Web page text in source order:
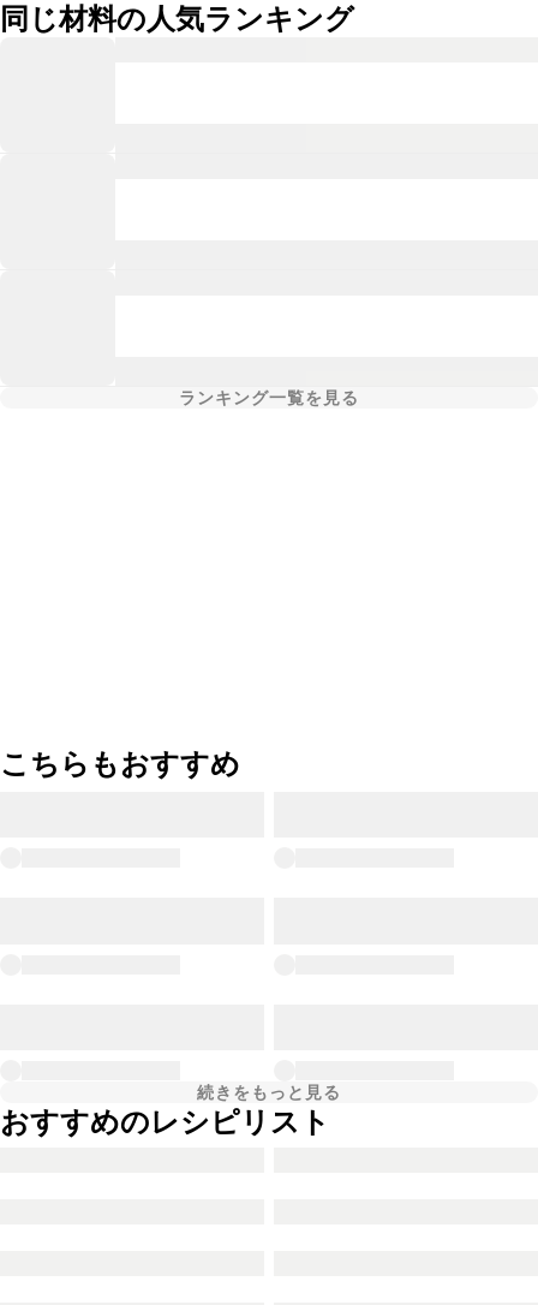
同じ材料の人気ランキング
ランキング一覧を見る
こちらもおすすめ
続きをもっと見る
おすすめのレシピリスト